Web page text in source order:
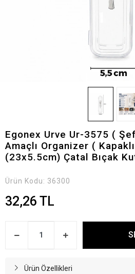
Egonex Urve Ur-3575 (
Amaçlı Organizer (
(23x5.5cm) Çatal Bıçak
Ürün Kodu: 36300
32,26 TL
Ürün Özellikleri